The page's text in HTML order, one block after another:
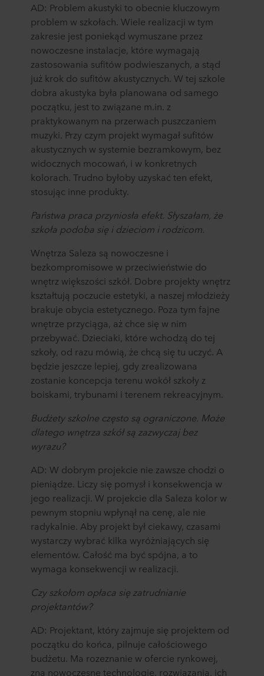
AD: Problem akustyki to obecnie kluczowym
problem w szkołach. Wiele realizacji w tym
zakresie jest poniekąd wymuszane przez
nowoczesne instalacje, które wymagają
zastosowania sufitów podwieszanych, a stąd
już krok do sufitów akustycznych. W tej szkole
dobra akustyka była planowana od samego
początku, jest to związane m.in. z
praktykowanym na przerwach puszczaniem
muzyki. Przy czym projekt wymagał sufitów
akustycznych w systemie bezramkowym, bez
widocznych mocowań, i w konkretnych
kolorach. Trudno byłoby uzyskać ten efekt,
stosując inne produkty.
Państwa praca przyniosła efekt. Słyszałam, że
szkoła podoba się i dzieciom i rodzicom.
Wnętrza Saleza są nowoczesne i
bezkompromisowe w przeciwieństwie do
wnętrz większości szkół. Dobre projekty wnętrz
kształtują poczucie estetyki, a naszej młodzieży
brakuje obycia estetycznego. Poza tym fajne
wnętrze przyciąga, aż chce się w nim
przebywać. Dzieciaki, które wchodzą do tej
szkoły, od razu mówią, że chcą się tu uczyć. A
będzie jeszcze lepiej, gdy zrealizowana
zostanie koncepcja terenu wokół szkoły z
boiskami, trybunami i terenem rekreacyjnym.
Budżety szkolne często są ograniczone. Może
dlatego wnętrza szkół są zazwyczaj bez
wyrazu?
AD: W dobrym projekcie nie zawsze chodzi o
pieniądze. Liczy się pomysł i konsekwencja w
jego realizacji. W projekcie dla Saleza kolor w
pewnym stopniu wpłynął na cenę, ale nie
radykalnie. Aby projekt był ciekawy, czasami
wystarczy wybrać kilka wyróżniających się
elementów. Całość ma być spójna, a to
wymaga konsekwencji w realizacji.
Czy szkołom opłaca się zatrudnianie
projektantów?
AD: Projektant, który zajmuje się projektem od
początku do końca, pilnuje całościowego
budżetu. Ma rozeznanie w ofercie rynkowej,
zna nowoczesne technologie, rozwiązania, ich